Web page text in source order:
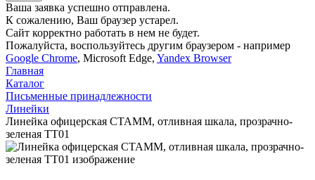
Ваша заявка успешно отправлена.
К сожалению, Ваш браузер устарел.
Сайт корректно работать в нем не будет.
Пожалуйста, воспользуйтесь другим браузером - например
Google Chrome, Microsoft Edge, Yandex Browser
Главная
Каталог
Письменные принадлежности
Линейки
Линейка офицерская СТАММ, отливная шкала, прозрачно-
зеленая ТТ01